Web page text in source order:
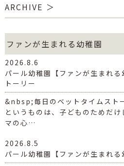
ARCHIVE
ファンが生まれる幼稚園
2026.8.6
パール幼稚園【ファンが生まれ
トーリー
&nbsp;毎日のベットタイムスト
というものは、子どものためだ
マの心…
2026.8.5
パール幼稚園【ファンが生まれる